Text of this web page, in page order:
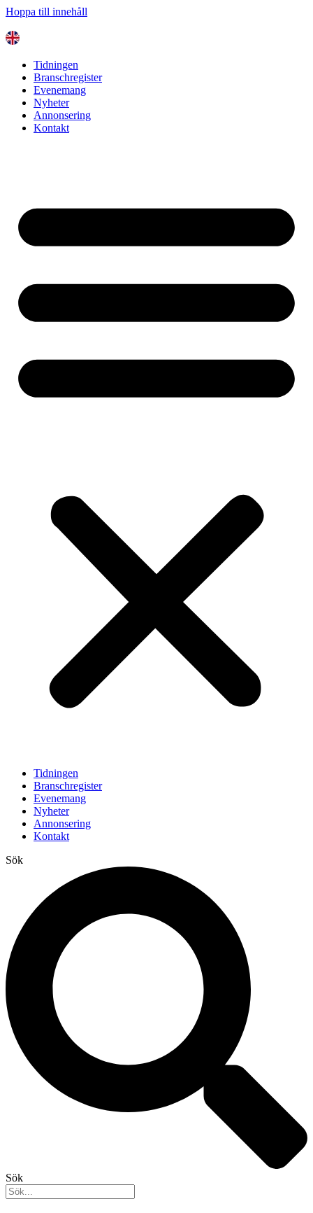
Hoppa till innehåll
Tidningen
Branschregister
Evenemang
Nyheter
Annonsering
Kontakt
Tidningen
Branschregister
Evenemang
Nyheter
Annonsering
Kontakt
Sök
Sök